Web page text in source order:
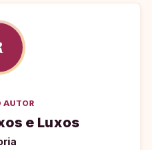
AUTOR
e Luxos